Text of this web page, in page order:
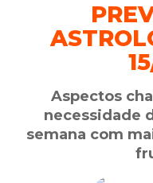
Aspectos
necessidade
semana com